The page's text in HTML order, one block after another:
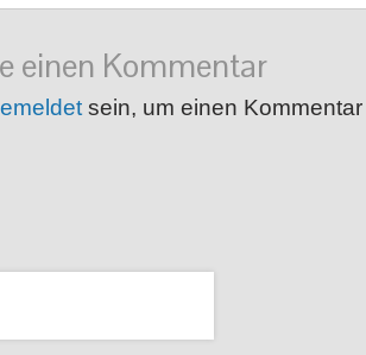
einen Kommentar
sein, um einen